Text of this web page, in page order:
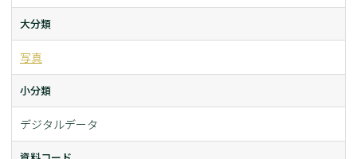
大分類
写真
小分類
デジタルデータ